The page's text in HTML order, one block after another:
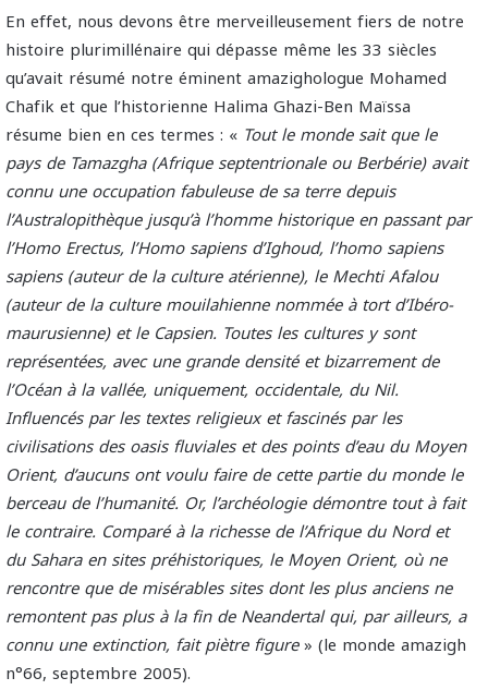
En effet, nous devons être merveilleusement fiers de notre
histoire plurimillénaire qui dépasse même les 33 siècles
qu’avait résumé notre éminent amazighologue Mohamed
Chafik et que l’historienne Halima Ghazi-Ben Maïssa
résume bien en ces termes : « Tout le monde sait que le
pays de Tamazgha (Afrique septentrionale ou Berbérie) avait
connu une occupation fabuleuse de sa terre depuis
l’Australopithèque jusqu’à l’homme historique en passant par
l’Homo Erectus, l’Homo sapiens d’Ighoud, l’homo sapiens
sapiens (auteur de la culture atérienne), le Mechti Afalou
(auteur de la culture mouilahienne nommée à tort d’Ibéro-
maurusienne) et le Capsien. Toutes les cultures y sont
représentées, avec une grande densité et bizarrement de
l’Océan à la vallée, uniquement, occidentale, du Nil.
Influencés par les textes religieux et fascinés par les
civilisations des oasis fluviales et des points d’eau du Moyen
Orient, d’aucuns ont voulu faire de cette partie du monde le
berceau de l’humanité. Or, l’archéologie démontre tout à fait
le contraire. Comparé à la richesse de l’Afrique du Nord et
du Sahara en sites préhistoriques, le Moyen Orient, où ne
rencontre que de misérables sites dont les plus anciens ne
remontent pas plus à la fin de Neandertal qui, par ailleurs, a
connu une extinction, fait piètre figure» (le monde amazigh
n°66, septembre 2005).